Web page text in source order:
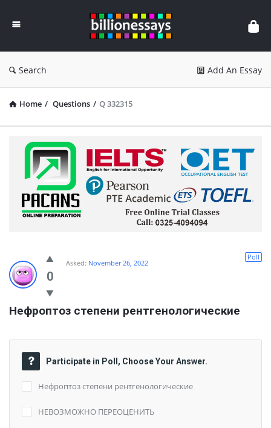
Essays
Search Add An Essay
Home / Questions / Q 332315
0
Poll
Asked: November 26, 2022
Нефроптоз степени рентгенологические
Participate in Poll, Choose Your Answer.
Нефроптоз степени рентгенологические
НЕВОЗМОЖНО ПЕРЕОЦЕНИТЬ